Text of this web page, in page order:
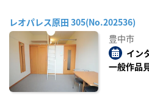
レオパレス原田 305(No.202536)
豊中市
イン
一般作品